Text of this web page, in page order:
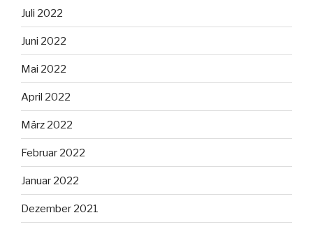
Juli 2022
Juni 2022
Mai 2022
April 2022
März 2022
Februar 2022
Januar 2022
Dezember 2021